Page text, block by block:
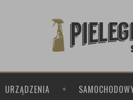
URZĄDZENIA